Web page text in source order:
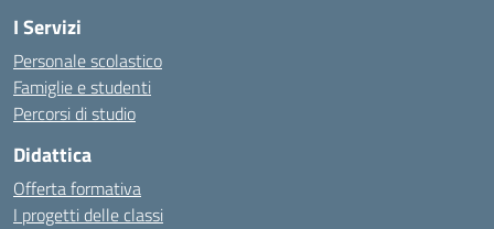
I Servizi
Personale scolastico
Famiglie e studenti
Percorsi di studio
Didattica
Offerta formativa
I progetti delle classi